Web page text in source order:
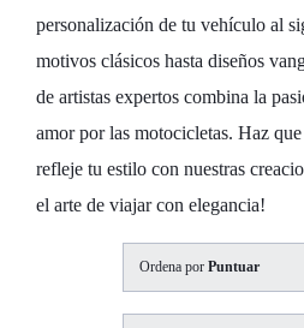
personalización de tu vehículo al
motivos clásicos hasta diseños
de artistas expertos combina la
amor por las motocicletas. Haz
refleje tu estilo con nuestras
el arte de viajar con elegancia!
Ordena por Puntuar